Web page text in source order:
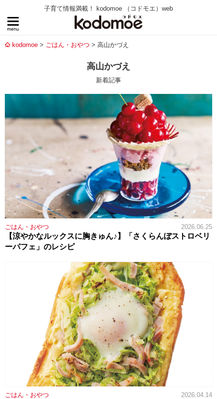
子育て情報満載！ kodomoe （コドモエ）web
kodomoe ごはん・おやつ 高山かづえ
高山かづえ
新着記事
ごはん・おやつ 2026.06.25
【涼やかなルックスに胸きゅん♪】「さくらんぼストロベリ
ーパフェ」のレシピ
ごはん・おやつ 2026.04.14